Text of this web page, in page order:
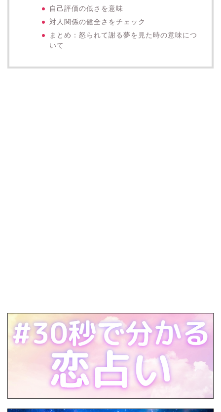
自己評価の低さを意味
対人関係の健全さをチェック
まとめ：怒られて謝る夢を見た時の意味につ
いて